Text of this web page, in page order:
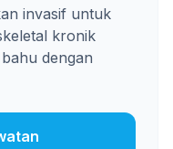
invasif untuk
kronik
dengan